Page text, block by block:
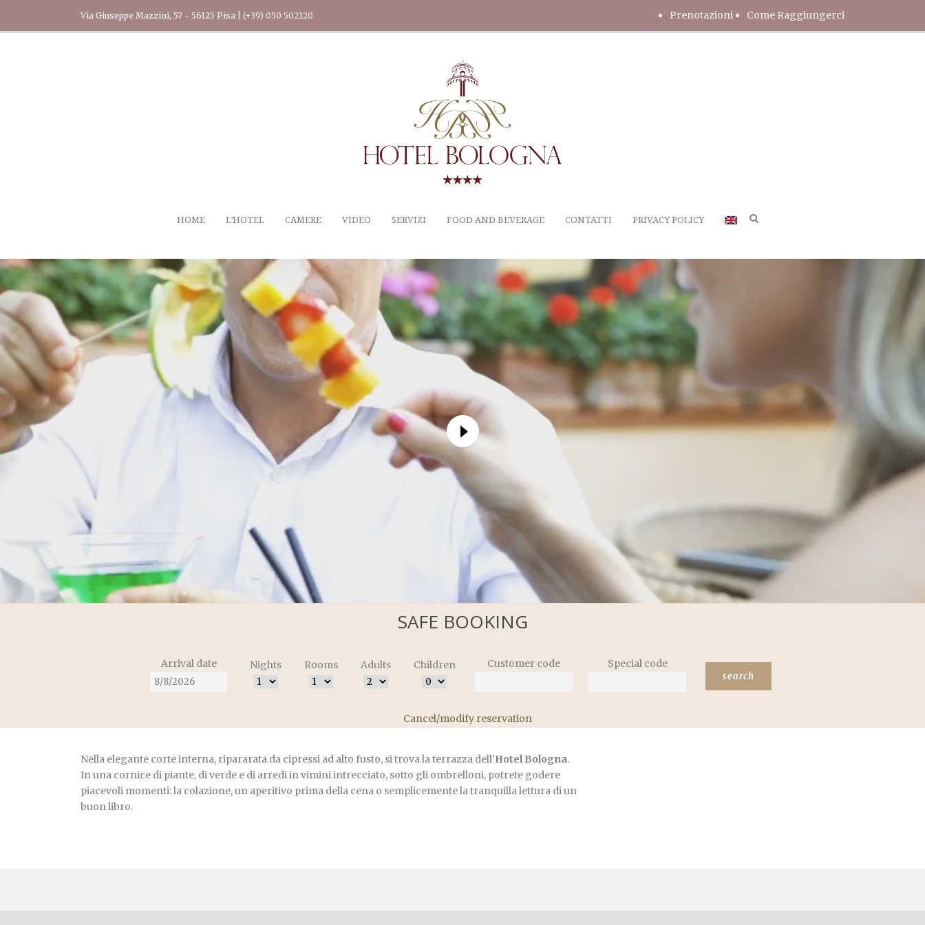
Via Giuseppe Mazzini, 57 - 56125 Pisa | (+39) 050 502120 Prenotazioni Come Raggiungerci
HOME L’HOTEL CAMERE VIDEO SERVIZI FOOD AND BEVERAGE CONTATTI PRIVACY POLICY
SAFE BOOKING
Arrival date Nights Rooms Adults Children Customer code Special code
Cancel/modify reservation
Nella elegante corte interna, ripararata da cipressi ad alto fusto, si trova la terrazza dell’Hotel Bologna.
In una cornice di piante, di verde e di arredi in vimini intrecciato, sotto gli ombrelloni, potrete godere
piacevoli momenti: la colazione, un aperitivo prima della cena o semplicemente la tranquilla lettura di un
buon libro.